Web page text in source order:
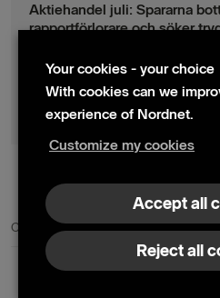
Aktiehandel juli: Spararna
rapportförlorare och söker
2026-07-30
Fondsparande juli:
indexsparandet ligger fast
Contact us Press contacts
Nordnet AB (publ) | Box 300 99 | 104
Your cookies - your choice
With cookies can we
experience of Nordnet.
Customize my cookies
Accept all
Reject all